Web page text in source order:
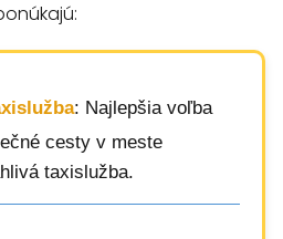
: Najlepšia voľba
cesty v meste
taxislužba.